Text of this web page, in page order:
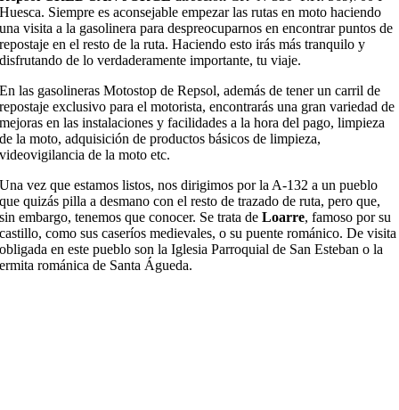
Huesca. Siempre es aconsejable empezar las rutas en moto haciendo
una visita a la gasolinera para despreocuparnos en encontrar puntos de
repostaje en el resto de la ruta. Haciendo esto irás más tranquilo y
disfrutando de lo verdaderamente importante, tu viaje.
En las gasolineras Motostop de Repsol, además de tener un carril de
repostaje exclusivo para el motorista, encontrarás una gran variedad de
mejoras en las instalaciones y facilidades a la hora del pago, limpieza
de la moto, adquisición de productos básicos de limpieza,
videovigilancia de la moto etc.
Una vez que estamos listos, nos dirigimos por la A-132 a un pueblo
que quizás pilla a desmano con el resto de trazado de ruta, pero que,
sin embargo, tenemos que conocer. Se trata deLoarre, famoso por su
castillo, como sus caseríos medievales, o su puente románico. De visita
obligada en este pueblo son la Iglesia Parroquial de San Esteban o la
ermita románica de Santa Águeda.